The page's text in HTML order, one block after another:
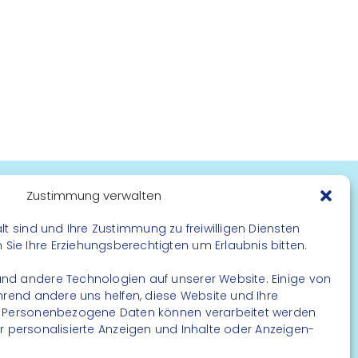
Zustimmung verwalten
sind und Ihre Zustimmung zu freiwilligen Diensten
Ihre Erziehungsberechtigten um Erlaubnis bitten.
andere Technologien auf unserer Website. Einige von
andere uns helfen, diese Website und Ihre
Daten können verarbeitet werden
personalisierte Anzeigen und Inhalte oder Anzeigen-
FOLGE UNS
Instagram
Facebook